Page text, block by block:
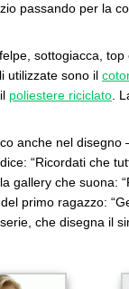
passando per la
sottogiacca,
utilizzate sono il
poliestere riciclato .
anche nel disegno
“Ricordati che
gallery che suona:
primo ragazzo:
che disegna il